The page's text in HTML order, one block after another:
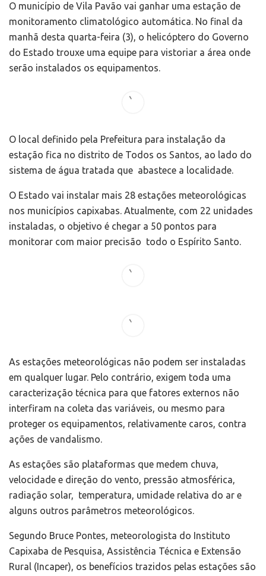
O município de Vila Pavão vai ganhar uma estação de
monitoramento climatológico automática. No final da
manhã desta quarta-feira (3), o helicóptero do Governo
do Estado trouxe uma equipe para vistoriar a área onde
serão instalados os equipamentos.
O local definido pela Prefeitura para instalação da
estação fica no distrito de Todos os Santos, ao lado do
sistema de água tratada que abastece a localidade.
O Estado vai instalar mais 28 estações meteorológicas
nos municípios capixabas. Atualmente, com 22 unidades
instaladas, o objetivo é chegar a 50 pontos para
monitorar com maior precisão todo o Espírito Santo.
As estações meteorológicas não podem ser instaladas
em qualquer lugar. Pelo contrário, exigem toda uma
caracterização técnica para que fatores externos não
interfiram na coleta das variáveis, ou mesmo para
proteger os equipamentos, relativamente caros, contra
ações de vandalismo.
As estações são plataformas que medem chuva,
velocidade e direção do vento, pressão atmosférica,
radiação solar, temperatura, umidade relativa do ar e
alguns outros parâmetros meteorológicos.
Segundo Bruce Pontes, meteorologista do Instituto
Capixaba de Pesquisa, Assistência Técnica e Extensão
Rural (Incaper), os benefícios trazidos pelas estações são